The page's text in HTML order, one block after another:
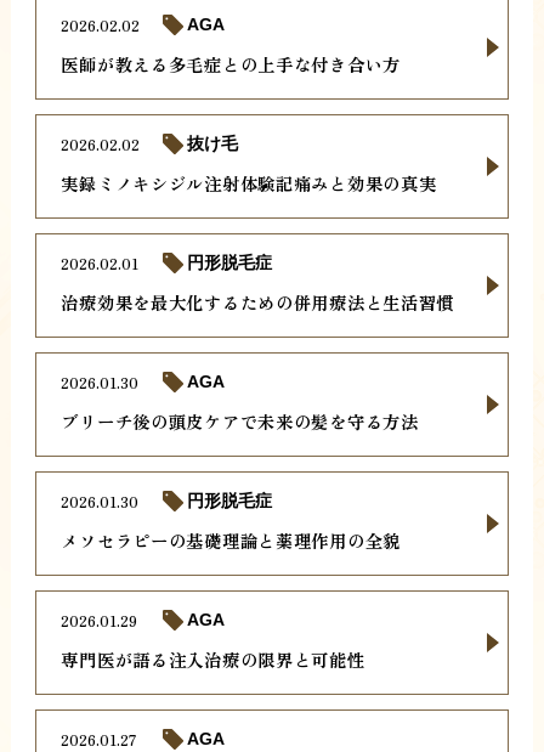
医師が教える多毛症との上手な付き合い方
2026.02.02 AGA
実録ミノキシジル注射体験記痛みと効果の真実
2026.02.02 抜け毛
治療効果を最大化するための併用療法と生活習慣
2026.02.01 円形脱毛症
ブリーチ後の頭皮ケアで未来の髪を守る方法
2026.01.30 AGA
メソセラピーの基礎理論と薬理作用の全貌
2026.01.30 円形脱毛症
専門医が語る注入治療の限界と可能性
2026.01.29 AGA
2026.01.27 AGA